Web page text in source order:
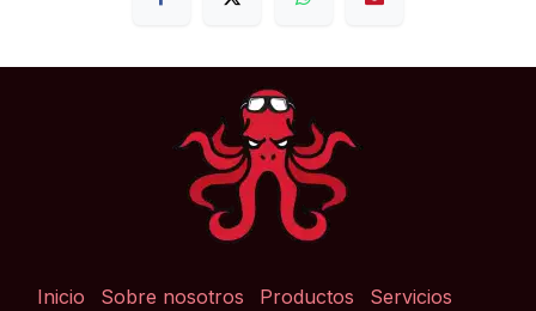
Inicio Sobre nosotros Productos
Servicios